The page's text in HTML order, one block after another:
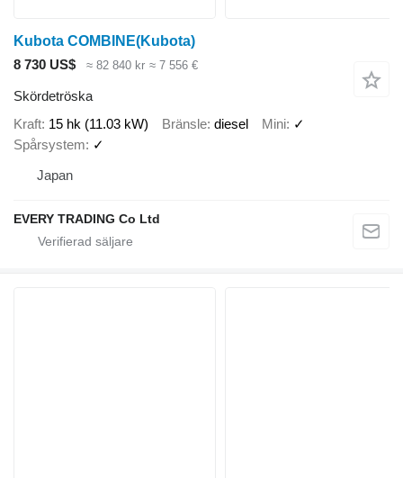
Kubota COMBINE(Kubota)
8 730 US$
≈ 82 840 kr ≈ 7 556 €
Skördetröska
Kraft 15 hk (11.03 kW) Bränsle diesel Mini ✓
Spårsystem
✓
Japan
EVERY TRADING Co Ltd